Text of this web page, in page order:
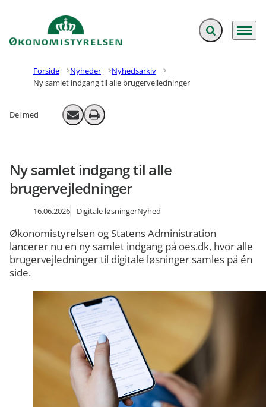
Gå til forsiden Fold søgefelt ud
Menu
Forside Nyheder
Nyhedsarkiv
Ny samlet indgang til alle brugervejledninger
Del med Send email
Print
Ny samlet indgang til alle
brugervejledninger
16.06.2026 Digitale løsningerNyhed
Økonomistyrelsen og Statens Administration
lancerer nu en ny samlet indgang på oes.dk, hvor alle
brugervejledninger til digitale løsninger samles på én
side.